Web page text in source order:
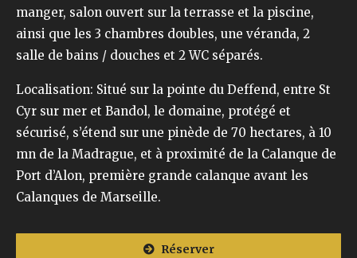
manger, salon ouvert sur la terrasse et la piscine,
ainsi que les 3 chambres doubles, une véranda, 2
salle de bains / douches et 2 WC séparés.
Localisation: Situé sur la pointe du Deffend, entre St
Cyr sur mer et Bandol, le domaine, protégé et
sécurisé, s’étend sur une pinède de 70 hectares, à 10
mn de la Madrague, et à proximité de la Calanque de
Port d’Alon, première grande calanque avant les
Calanques de Marseille.
Réserver